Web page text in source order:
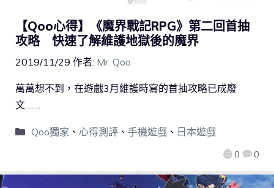
【Qoo心得】《魔界戰記RPG》第二回首抽
攻略 快速了解維護地獄後的魔界
2019/11/29 作者: Mr. Qoo
0 0
萬萬想不到，在遊戲3月維護時寫的首抽攻略已成廢
文…….
Qoo獨家 、 心得測評、 手機遊戲、 日本遊戲